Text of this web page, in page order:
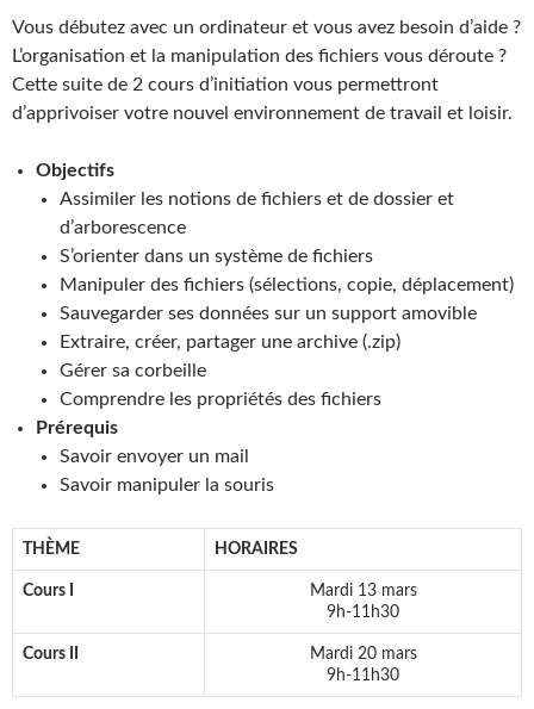
Vous débutez avec un ordinateur et vous avez besoin d’aide ?
L’organisation et la manipulation des fichiers vous déroute ?
Cette suite de 2 cours d’initiation vous permettront
d’apprivoiser votre nouvel environnement de travail et loisir.
Objectifs
Assimiler les notions de fichiers et de dossier et
d’arborescence
S’orienter dans un système de fichiers
Manipuler des fichiers (sélections, copie, déplacement)
Sauvegarder ses données sur un support amovible
Extraire, créer, partager une archive (.zip)
Gérer sa corbeille
Comprendre les propriétés des fichiers
Prérequis
Savoir envoyer un mail
Savoir manipuler la souris
THÈME HORAIRES
Cours I
Mardi 13 mars
9h-11h30
Cours II
Mardi 20 mars
9h-11h30